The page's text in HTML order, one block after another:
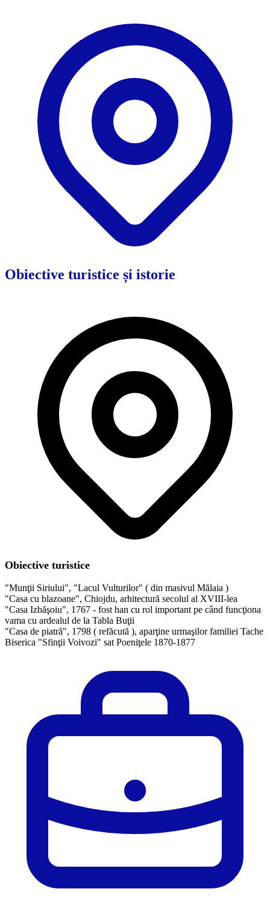
Obiective turistice și istorie
Obiective turistice
"Munţii Siriului", "Lacul Vulturilor" ( din masivul Mălaia )
"Casa cu blazoane", Chiojdu, arhitectură secolul al XVIII-lea
"Casa Izbăşoiu", 1767 - fost han cu rol important pe când funcţiona
vama cu ardealul de la Tabla Buţii
"Casa de piatră", 1798 ( refăcută ), aparţine urmaşilor familiei Tache
Biserica "Sfinţii Voivozi" sat Poeniţele 1870-1877